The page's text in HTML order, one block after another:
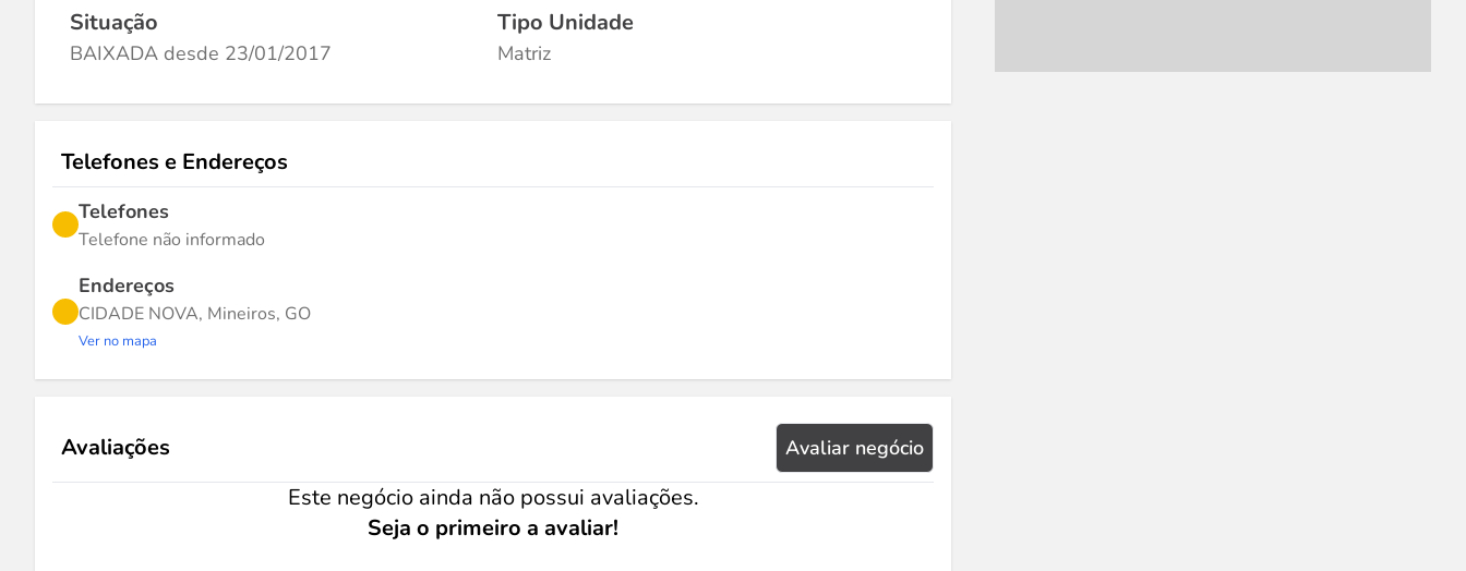
Situação
BAIXADA desde 23/01/2017
Tipo Unidade
Matriz
Telefones e Endereços
Telefones
Telefone não informado
Endereços
CIDADE NOVA, Mineiros, GO
Ver no mapa
Avaliações Avaliar negócio
Este negócio ainda não possui avaliações.
Seja o primeiro a avaliar!